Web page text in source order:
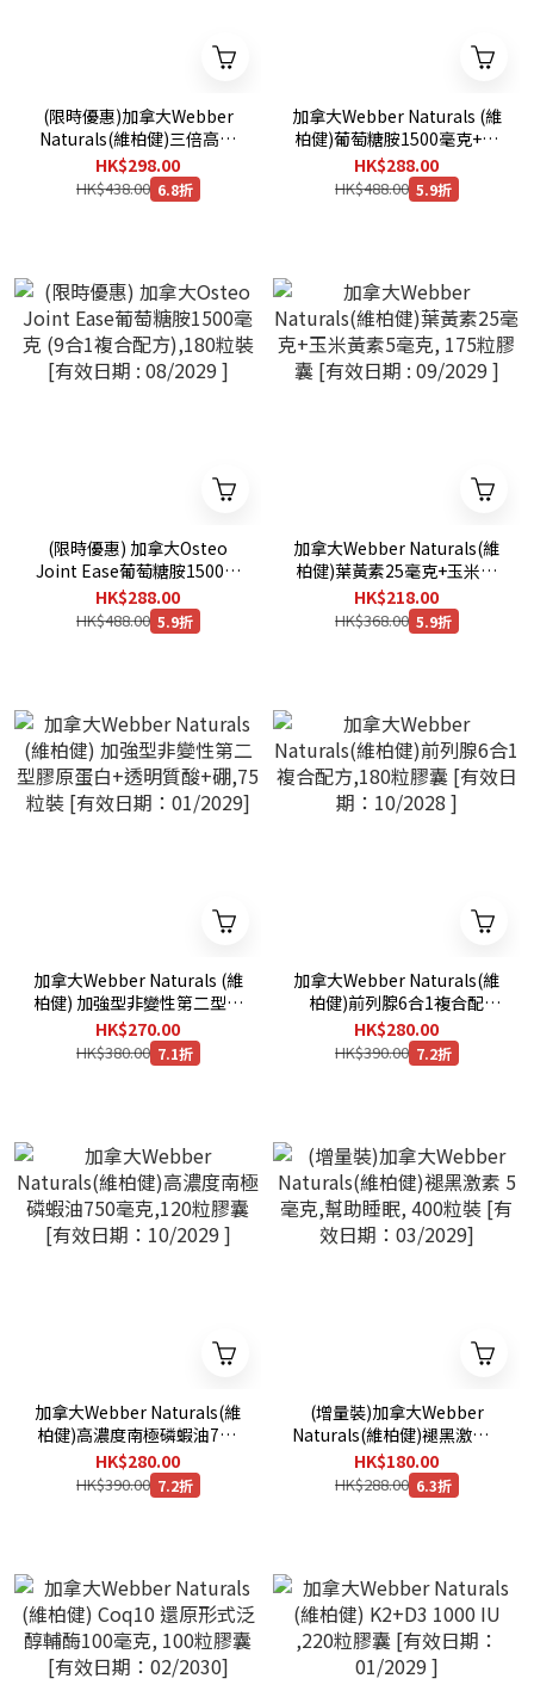
(限時優惠)加拿大Webber
Naturals(維柏健)三倍高含
量奧米加-3 900毫克,200粒
膠囊 [有效日期: 01/2030]
HK$298.00
HK$438.00 6.8折
加拿大Webber Naturals (維
柏健)葡萄糖胺1500毫克+軟
骨素1200毫克+維他命D3,
300粒膠囊 [有效日期 :
08/2029 ]
HK$288.00
HK$488.00 5.9折
(限時優惠) 加拿大Osteo
Joint Ease葡萄糖胺1500毫
克 (9合1複合配方),180粒裝
[有效日期 : 08/2029 ]
HK$288.00
HK$488.00 5.9折
加拿大Webber Naturals(維
柏健)葉黃素25毫克+玉米黃
素5毫克, 175粒膠囊 [有效日
期 : 09/2029 ]
HK$218.00
HK$368.00 5.9折
加拿大Webber Naturals (維
柏健) 加強型非變性第二型膠
原蛋白+透明質酸+硼,75粒裝
[有效日期：01/2029]
HK$270.00
HK$380.00 7.1折
加拿大Webber Naturals(維
柏健)前列腺6合1複合配
方,180粒膠囊 [有效日期：
10/2028 ]
HK$280.00
HK$390.00 7.2折
加拿大Webber Naturals(維
柏健)高濃度南極磷蝦油750
毫克,120粒膠囊 [有效日期：
10/2029 ]
HK$280.00
HK$390.00 7.2折
(增量裝)加拿大Webber
Naturals(維柏健)褪黑激素 5
毫克,幫助睡眠, 400粒裝 [有
效日期：03/2029]
HK$180.00
HK$288.00 6.3折